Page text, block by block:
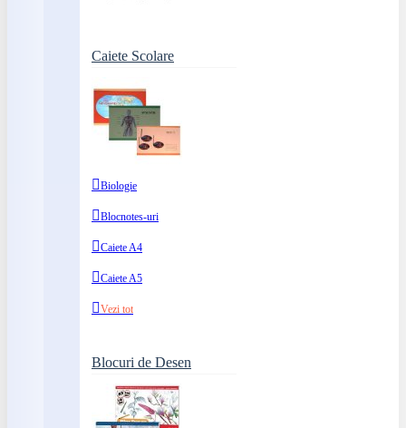
Caiete Scolare
Biologie
Blocnotes-uri
Caiete A4
Caiete A5
Vezi tot
Blocuri de Desen